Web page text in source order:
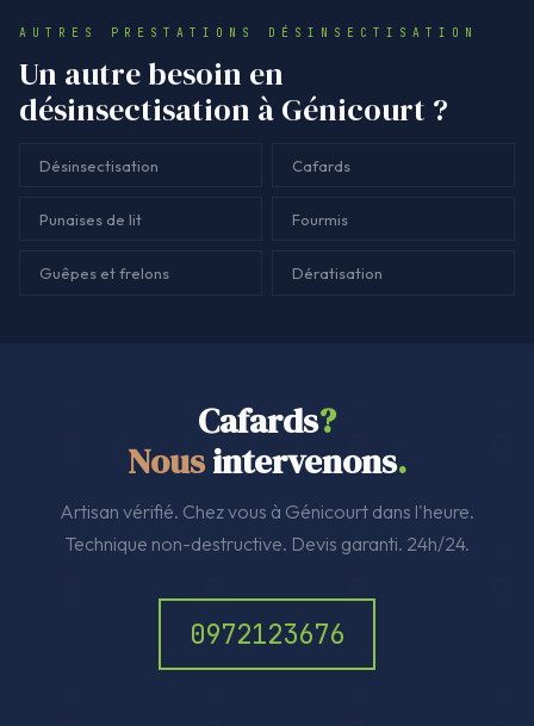
AUTRES PRESTATIONS DÉSINSECTISATION
Un autre besoin en
désinsectisation à Génicourt ?
Désinsectisation Cafards
Punaises de lit Fourmis
Guêpes et frelons Dératisation
Cafards?
Nousintervenons.
Artisan vérifié. Chez vous à Génicourt dans l'heure.
Technique non-destructive. Devis garanti. 24h/24.
0972123676